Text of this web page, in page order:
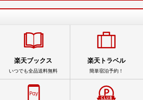
楽天ブックス
いつでも全品送料無料
楽天トラベル
簡単宿泊予約！